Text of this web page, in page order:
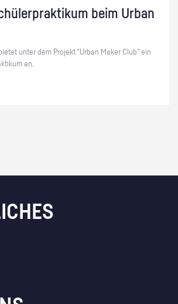
beim Urban
unter dem Pro­jekt "Urban Maker Club" ein
an.